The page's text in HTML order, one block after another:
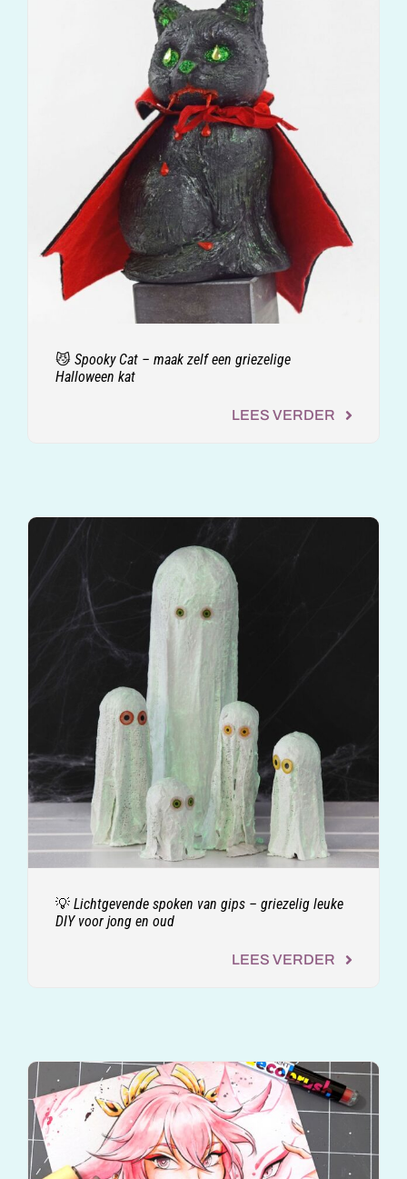
😼 Spooky Cat – maak zelf een griezelige
Halloween kat
LEES VERDER
💡 Lichtgevende spoken van gips – griezelig leuke
DIY voor jong en oud
LEES VERDER